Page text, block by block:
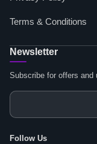
Terms & Conditions
Newsletter
Subscribe for offers and
Follow Us